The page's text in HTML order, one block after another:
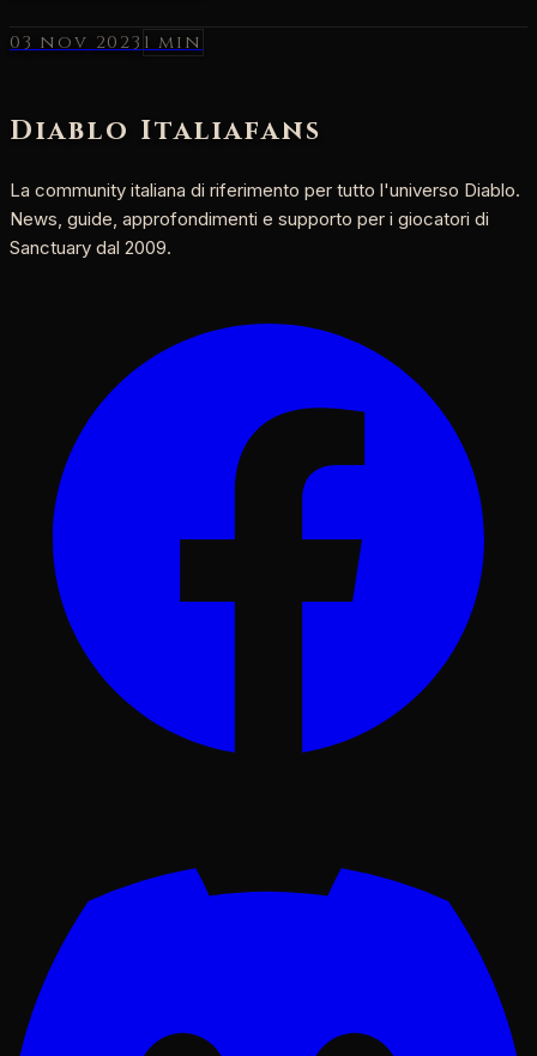
03 nov 20231 min
Diablo Italiafans
La community italiana di riferimento per tutto l'universo Diablo.
News, guide, approfondimenti e supporto per i giocatori di
Sanctuary dal 2009.